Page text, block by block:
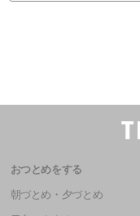
おつとめをする
朝づとめ・夕づとめ